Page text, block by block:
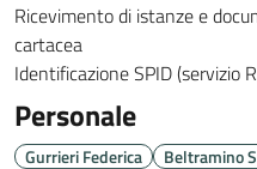
Ricevimento di istanze e
cartacea
Identificazione SPID (servizio
Personale
Gurrieri Federica Beltramino